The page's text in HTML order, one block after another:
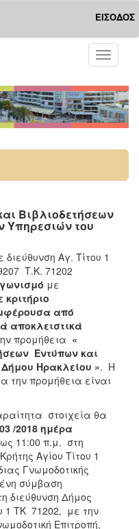
ΕΙΣΟΔΟΣ
Toggle
Βιβλιοδετήσεων
Υπηρεσιών του
Αγ. Τίτου 1
Τ.Κ. 71202
με
κριτήριο
από
αποκλειστικά
προμήθεια «
Εντύπων και
Ηρακλείου ». Η
την προμήθεια είναι
στοιχεία θα
/2018 ημέρα
11:00 π.μ. στη
Αγίου Τίτου 1
Γνωμοδοτικής
σύμβαση
διεύθυνση Δήμος
1 ΤΚ 71202, με την
Επιτροπή,